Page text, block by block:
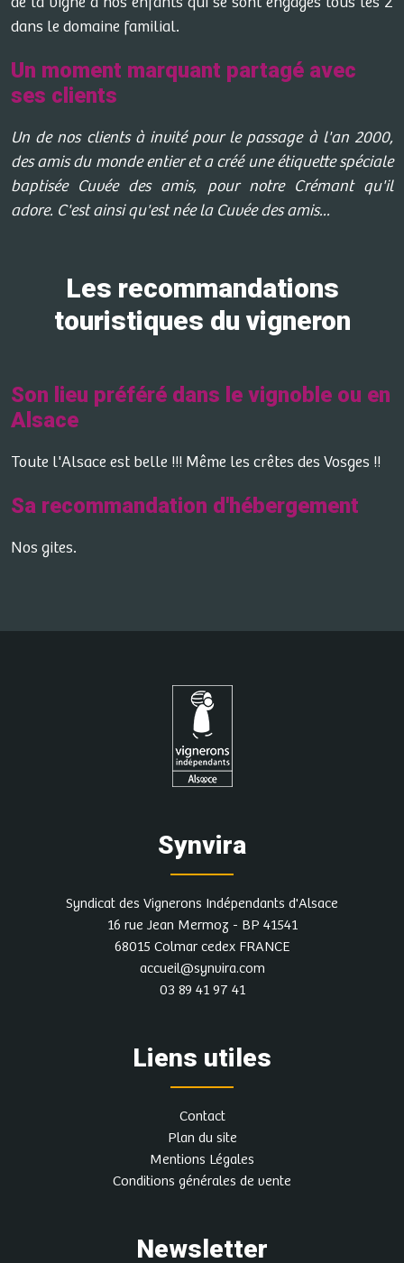
dans le domaine familial.
Un moment marquant partagé avec
ses clients
Un de nos clients à invité pour le passage à l'an 2000,
des amis du monde entier et a créé une étiquette spéciale
baptisée Cuvée des amis, pour notre Crémant qu'il
adore. C'est ainsi qu'est née la Cuvée des amis...
Les recommandations
touristiques du vigneron
Son lieu préféré dans le vignoble ou en
Alsace
Toute l'Alsace est belle !!! Même les crêtes des Vosges !!
Sa recommandation d'hébergement
Nos gites.
Synvira
Syndicat des Vignerons Indépendants d'Alsace
16 rue Jean Mermoz - BP 41541
68015 Colmar cedex FRANCE
accueil@synvira.com
03 89 41 97 41
Liens utiles
Contact
Plan du site
Mentions Légales
Conditions générales de vente
Newsletter